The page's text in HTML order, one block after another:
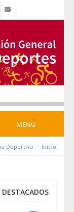
MENÚ
Inicio
Deportiva
DESTACADOS